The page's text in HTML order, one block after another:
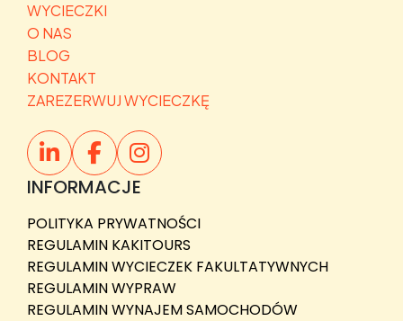
WYCIECZKI
O NAS
BLOG
KONTAKT
ZAREZERWUJ WYCIECZKĘ
INFORMACJE
POLITYKA PRYWATNOŚCI
REGULAMIN KAKITOURS
REGULAMIN WYCIECZEK FAKULTATYWNYCH
REGULAMIN WYPRAW
REGULAMIN WYNAJEM SAMOCHODÓW